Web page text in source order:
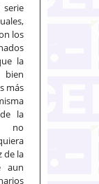
serie
los
la
bien
más
la
no
de la
aun